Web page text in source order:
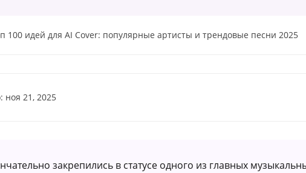
100 идей для AI Cover: популярные артисты и трендовые песни 2025
ноя 21, 2025
закрепились в статусе одного из главных